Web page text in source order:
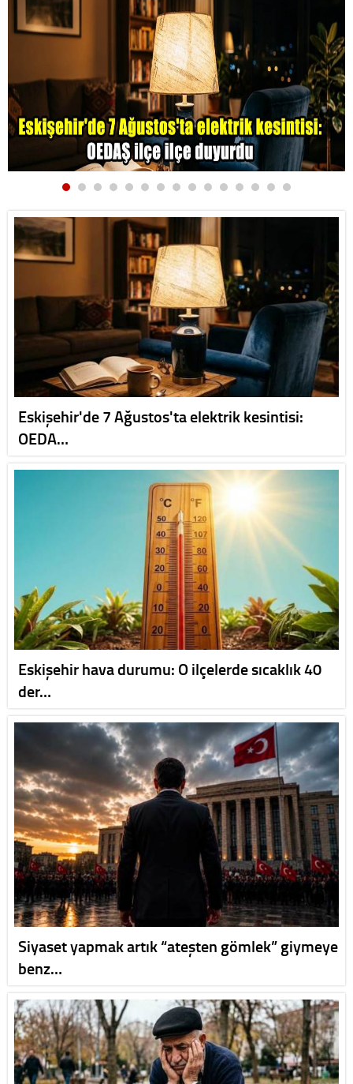
Eskişehir'de 7 Ağustos'ta elektrik kesintisi:
OEDA…
Eskişehir hava durumu: O ilçelerde sıcaklık 40
der…
Siyaset yapmak artık “ateşten gömlek” giymeye
benz…